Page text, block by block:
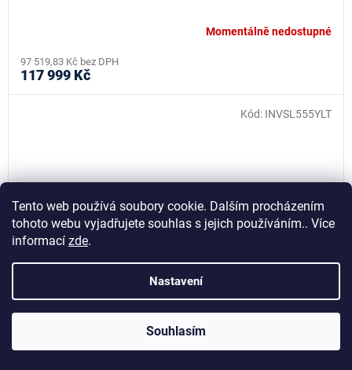
Tento web používá soubory cookie. Dalším procházením
tohoto webu vyjadřujete souhlas s jejich používáním.. Více
informací zde.
Nastavení
Souhlasím
Momentálně nedostupné
97 519,83 Kč bez DPH
117 999 Kč
Kód: INVSL555YLT